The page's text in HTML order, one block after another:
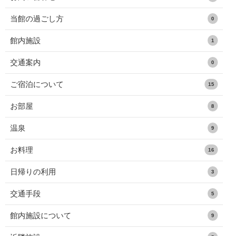
当館の過ごし方 0
館内施設 1
交通案内 0
ご宿泊について 15
お部屋 8
温泉 9
お料理 16
日帰りの利用 3
交通手段 5
館内施設について 9